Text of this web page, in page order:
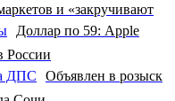
и «закручивают
Доллар по 59: Apple
России
Объявлен в розыск